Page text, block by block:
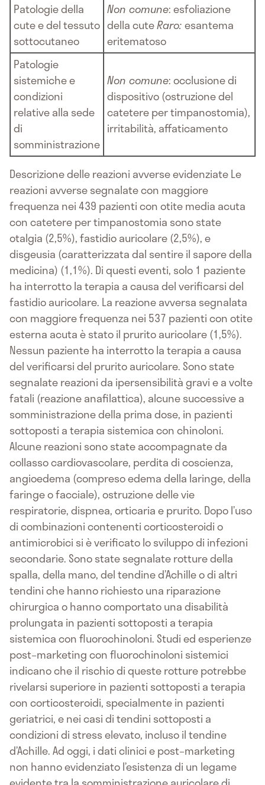
Patologie della
cute e del tessuto
sottocutaneo
Non comune: esfoliazione
della cuteRaro:esantema
eritematoso
Patologie
sistemiche e
condizioni
relative alla sede
di
somministrazione
Non comune: occlusione di
dispositivo (ostruzione del
catetere per timpanostomia),
irritabilità, affaticamento
Descrizione delle reazioni avverse evidenziate Le
reazioni avverse segnalate con maggiore
frequenza nei 439 pazienti con otite media acuta
con catetere per timpanostomia sono state
otalgia (2,5%), fastidio auricolare (2,5%), e
disgeusia (caratterizzata dal sentire il sapore della
medicina) (1,1%). Di questi eventi, solo 1 paziente
ha interrotto la terapia a causa del verificarsi del
fastidio auricolare. La reazione avversa segnalata
con maggiore frequenza nei 537 pazienti con otite
esterna acuta è stato il prurito auricolare (1,5%).
Nessun paziente ha interrotto la terapia a causa
del verificarsi del prurito auricolare. Sono state
segnalate reazioni da ipersensibilità gravi e a volte
fatali (reazione anafilattica), alcune successive a
somministrazione della prima dose, in pazienti
sottoposti a terapia sistemica con chinoloni.
Alcune reazioni sono state accompagnate da
collasso cardiovascolare, perdita di coscienza,
angioedema (compreso edema della laringe, della
faringe o facciale), ostruzione delle vie
respiratorie, dispnea, orticaria e prurito. Dopo l’uso
di combinazioni contenenti corticosteroidi o
antimicrobici si è verificato lo sviluppo di infezioni
secondarie. Sono state segnalate rotture della
spalla, della mano, del tendine d’Achille o di altri
tendini che hanno richiesto una riparazione
chirurgica o hanno comportato una disabilità
prolungata in pazienti sottoposti a terapia
sistemica con fluorochinoloni. Studi ed esperienze
post–marketing con fluorochinoloni sistemici
indicano che il rischio di queste rotture potrebbe
rivelarsi superiore in pazienti sottoposti a terapia
con corticosteroidi, specialmente in pazienti
geriatrici, e nei casi di tendini sottoposti a
condizioni di stress elevato, incluso il tendine
d’Achille. Ad oggi, i dati clinici e post–marketing
non hanno evidenziato l’esistenza di un legame